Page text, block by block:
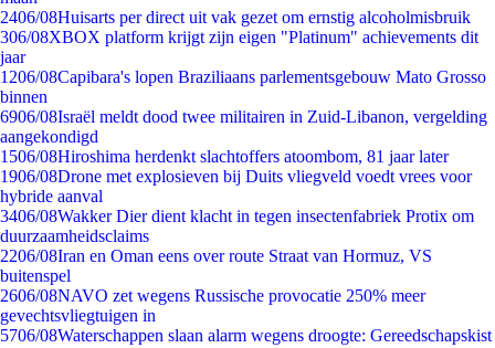
2406/08Huisarts per direct uit vak gezet om ernstig alcoholmisbruik
306/08XBOX platform krijgt zijn eigen "Platinum" achievements dit
jaar
1206/08Capibara's lopen Braziliaans parlementsgebouw Mato Grosso
binnen
6906/08Israël meldt dood twee militairen in Zuid-Libanon, vergelding
aangekondigd
1506/08Hiroshima herdenkt slachtoffers atoombom, 81 jaar later
1906/08Drone met explosieven bij Duits vliegveld voedt vrees voor
hybride aanval
3406/08Wakker Dier dient klacht in tegen insectenfabriek Protix om
duurzaamheidsclaims
2206/08Iran en Oman eens over route Straat van Hormuz, VS
buitenspel
2606/08NAVO zet wegens Russische provocatie 250% meer
gevechtsvliegtuigen in
5706/08Waterschappen slaan alarm wegens droogte: Gereedschapskist